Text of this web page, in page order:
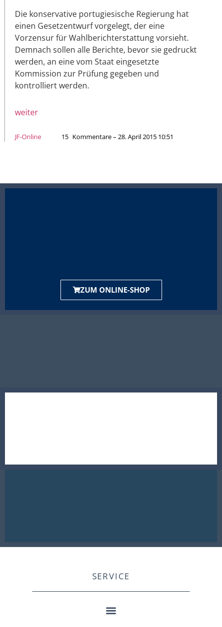
Die konservative portugiesische Regierung hat
einen Gesetzentwurf vorgelegt, der eine
Vorzensur für Wahlberichterstattung vorsieht.
Demnach sollen alle Berichte, bevor sie gedruckt
werden, an eine vom Staat eingesetzte
Kommission zur Prüfung gegeben und
kontrolliert werden.
weiter
JF-Online 15 Kommentare – 28. April 2015 10:51
ZUM ONLINE-SHOP
SERVICE